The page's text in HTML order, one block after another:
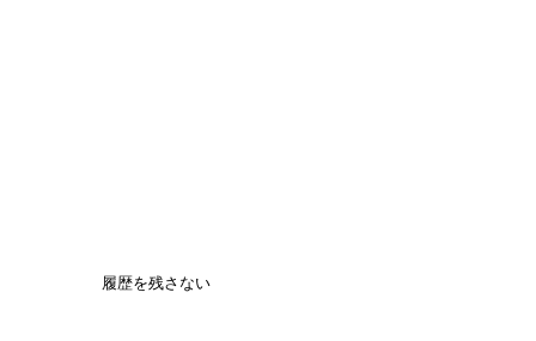
履歴を残さない